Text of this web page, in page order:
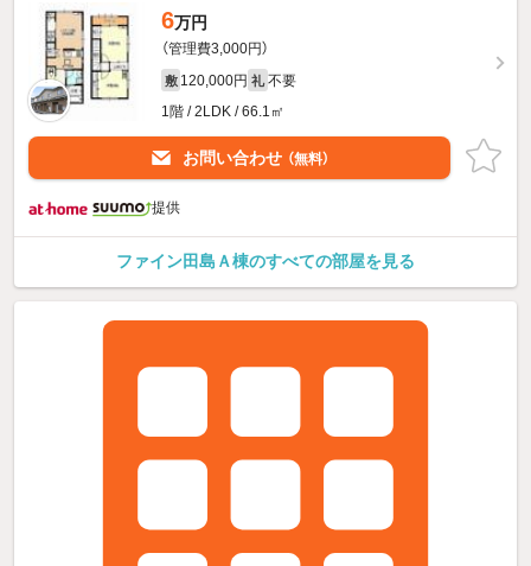
6万円
（管理費3,000円）
敷 120,000円 礼 不要
1階 / 2LDK / 66.1㎡
お問い合わせ （無料）
提供
ファイン田島Ａ棟のすべての部屋を見る